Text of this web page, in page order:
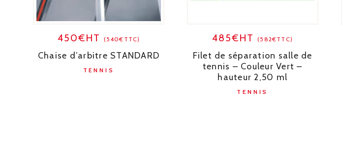
450€HT (540€TTC)
Chaise d’arbitre STANDARD
TENNIS
485€HT(582€TTC)
Filet de séparation salle de
tennis – Couleur Vert –
hauteur 2,50 ml
TENNIS